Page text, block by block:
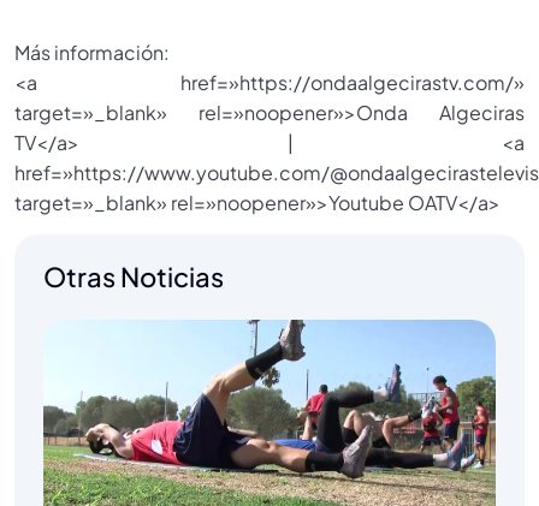
Más información:
<a href=»https://ondaalgecirastv.com/»
target=»_blank» rel=»noopener»>Onda Algeciras
TV</a> | <a
href=»https://www.youtube.com/
target=»_blank» rel=»noopener»>Youtube OATV</a>
Otras Noticias